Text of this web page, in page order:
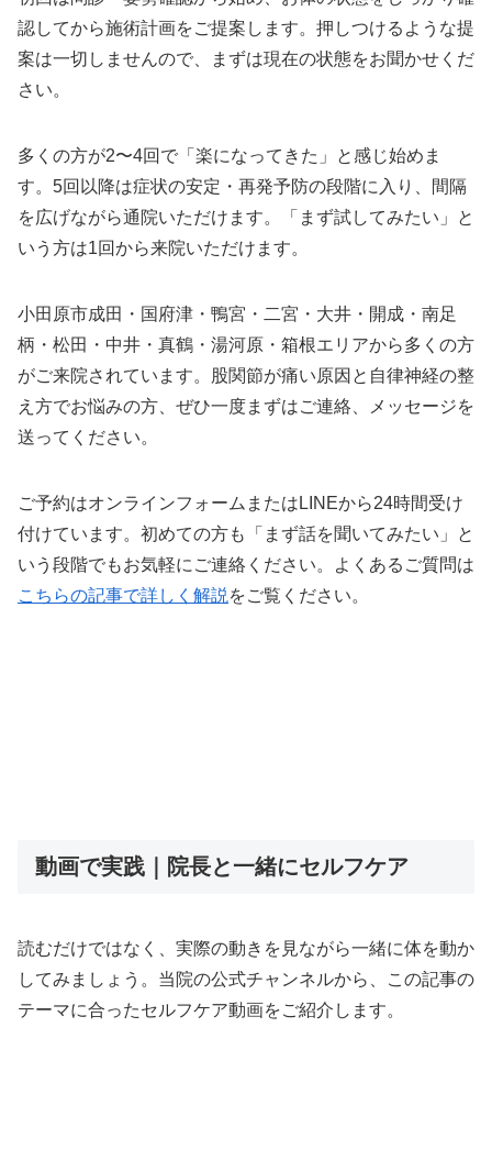
認してから施術計画をご提案します。押しつけるような提
案は一切しませんので、まずは現在の状態をお聞かせくだ
さい。
多くの方が2〜4回で「楽になってきた」と感じ始めま
す。5回以降は症状の安定・再発予防の段階に入り、間隔
を広げながら通院いただけます。「まず試してみたい」と
いう方は1回から来院いただけます。
小田原市成田・国府津・鴨宮・二宮・大井・開成・南足
柄・松田・中井・真鶴・湯河原・箱根エリアから多くの方
がご来院されています。股関節が痛い原因と自律神経の整
え方でお悩みの方、ぜひ一度まずはご連絡、メッセージを
送ってください。
ご予約はオンラインフォームまたはLINEから24時間受け
付けています。初めての方も「まず話を聞いてみたい」と
いう段階でもお気軽にご連絡ください。よくあるご質問は
こちらの記事で詳しく解説 をご覧ください。
動画で実践｜院長と一緒にセルフケア
読むだけではなく、実際の動きを見ながら一緒に体を動か
してみましょう。当院の公式チャンネルから、この記事の
テーマに合ったセルフケア動画をご紹介します。